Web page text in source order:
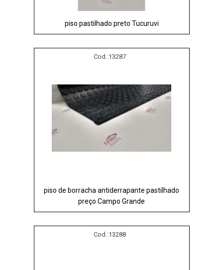
piso pastilhado preto Tucuruvi
Cod.:13287
piso de borracha antiderrapante pastilhado
preço Campo Grande
Cod.:13288